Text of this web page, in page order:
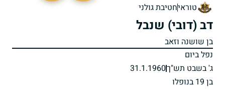
טוראיחטיבת גולני
דב (דובי) שנבל
בן שושנה וזאב
נפל ביום
ג' בשבט תש"ך31.1.1960
בן 19 בנופלו